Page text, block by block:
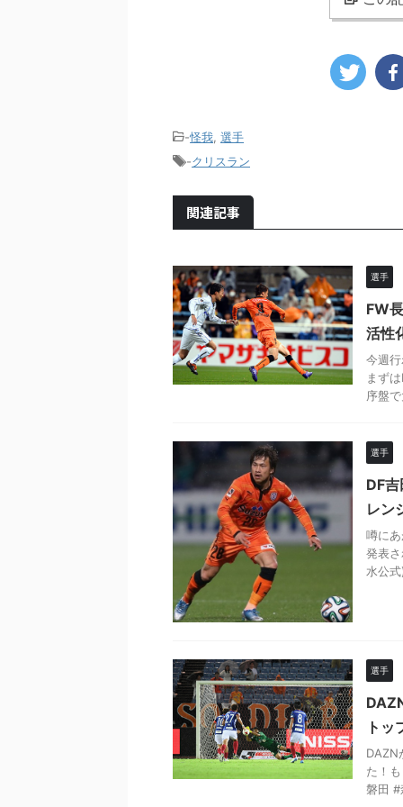
-怪我 選手
-クリスラン
関連記事
選手
FW
活性
今週
まず
序盤
選手
DF
レン
噂に
発表
水公
選手
ト
DAZN
た！
磐田 #